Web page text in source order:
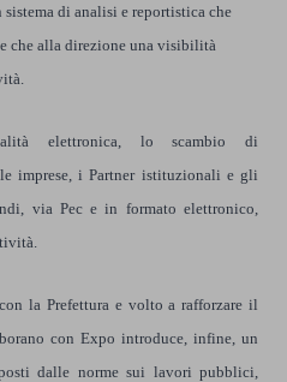
di analisi e reportistica che
che alla direzione una visibilità
elettronica, lo scambio di
imprese, i Partner istituzionali e gli
via Pec e in formato elettronico,
la Prefettura e volto a rafforzare il
con Expo introduce, infine, un
dalle norme sui lavori pubblici,